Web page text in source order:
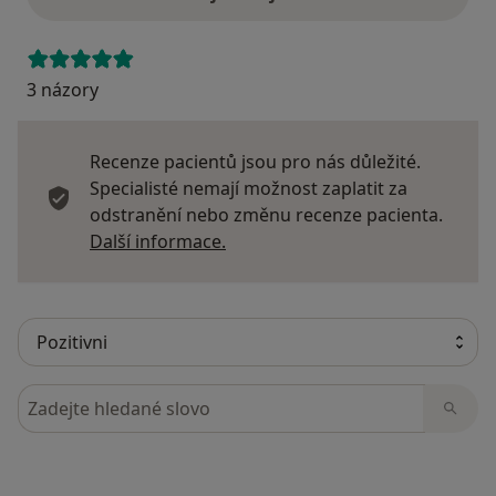
3 názory
Recenze pacientů jsou pro nás důležité.
Specialisté nemají možnost zaplatit za
odstranění nebo změnu recenze pacienta.
Další informace.
Hledejte v názorech